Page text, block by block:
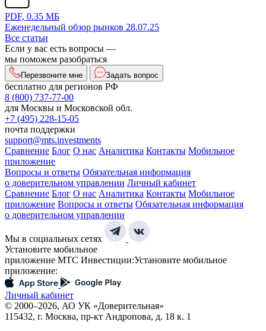
PDF, 0.35 МБ
Еженедельный обзор рынков 28.07.25
Все статьи
Если у вас есть вопросы —
мы поможем разобраться
Перезвоните мне Задать вопрос
бесплатно для регионов РФ
8 (800) 737-77-00
для Москвы и Московской обл.
+7 (495) 228-15-05
почта поддержки
support@mts.investments
Сравнение Блог О нас Аналитика Контакты Мобильное
приложение
Вопросы и ответы Обязательная информация
о доверительном управлении Личный кабинет
Сравнение Блог О нас Аналитика Контакты Мобильное
приложение Вопросы и ответы Обязательная информация
о доверительном управлении
Мы в социальных сетях
Установите мобильное
приложение МТС Инвестиции:Установите мобильное
приложение:
Личный кабинет
© 2000–2026, АО УК «Доверительная»
115432, г. Москва, пр-кт Андропова, д. 18 к. 1